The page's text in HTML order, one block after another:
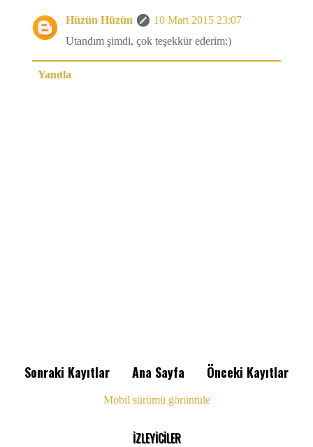
Hüzün Hüzün
10 Mart 2015 23:07
Utandım şimdi, çok teşekkür ederim:)
Yanıtla
Sonraki Kayıtlar Önceki Kayıtlar
Ana Sayfa
Mobil sürümü görüntüle
İZLEYİCİLER